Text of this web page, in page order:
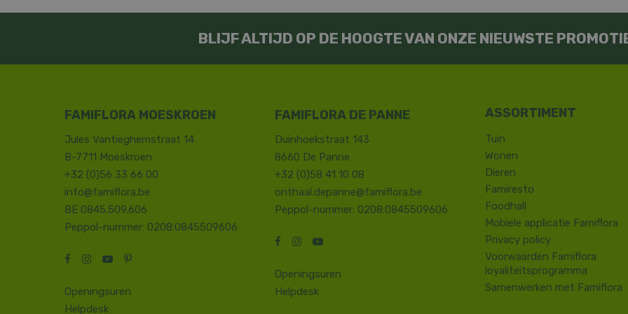
BLIJF ALTIJD OP DE HOOGTE VAN ONZE NIEUWSTE
FAMIFLORA MOESKROEN
Jules Vantieghemstraat 14
B-7711 Moeskroen
+32 (0)56 33 66 00
info@famiflora.be
BE 0845.509.606
Peppol-nummer: 0208:0845509606
Openingsuren
Helpdesk
FAMIFLORA DE PANNE
Duinhoekstraat 143
8660 De Panne
+32 (0)58 41 10 08
onthaal.depanne@famiflora.be
Peppol-nummer: 0208:0845509606
Openingsuren
Helpdesk
Tuin
Wonen
Dieren
Famiresto
Foodhall
Mobiele applicatie Famiflora
Privacy policy
Voorwaarden Famiflora
loyaliteitsprogramma
Samenwerken met Famiflora